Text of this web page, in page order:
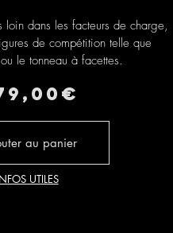
loin dans les facteurs de charge,
de compétition telle que
le tonneau à facettes.
au panier
UTILES